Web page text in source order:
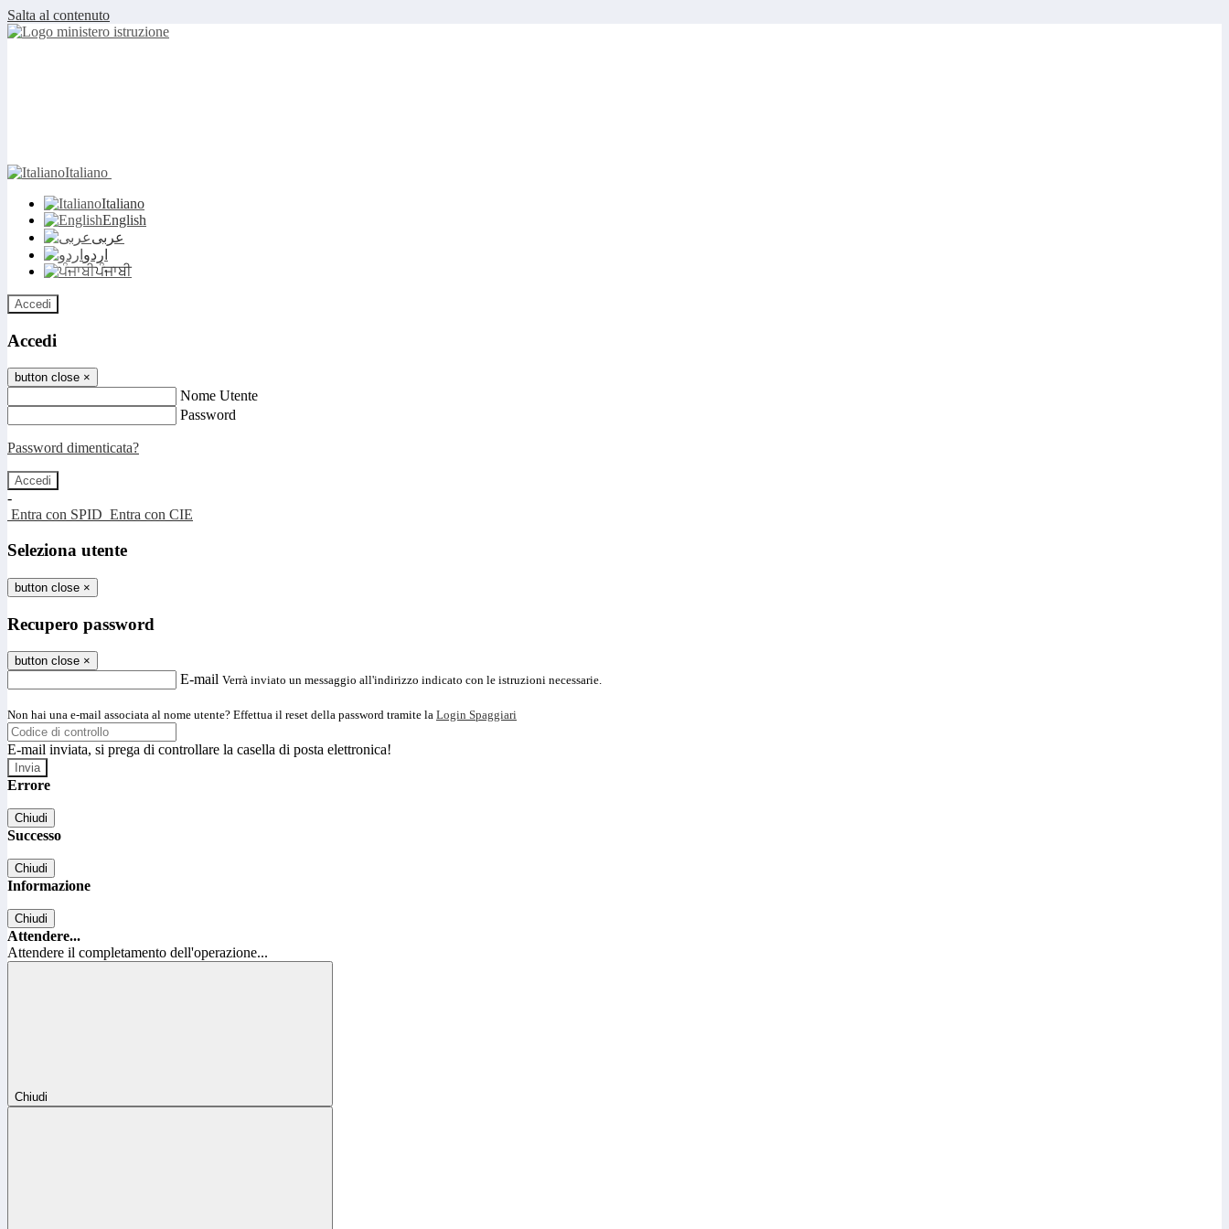
Salta al contenuto
Italiano
Italiano
English
عربى
اردو
ਪੰਜਾਬੀ
Accedi
Accedi
button close ×
Nome Utente
Password
Password dimenticata?
-
Entra con SPID Entra con CIE
Seleziona utente
button close ×
Recupero password
button close ×
E-mail Verrà inviato un messaggio all'indirizzo indicato con le istruzioni necessarie.
Non hai una e-mail associata al nome utente? Effettua il reset della password tramite la Login Spaggiari
E-mail inviata, si prega di controllare la casella di posta elettronica!
Errore
Chiudi
Successo
Chiudi
Informazione
Chiudi
Attendere...
Attendere il completamento dell'operazione...
Chiudi